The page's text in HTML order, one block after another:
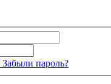
Забыли пароль?